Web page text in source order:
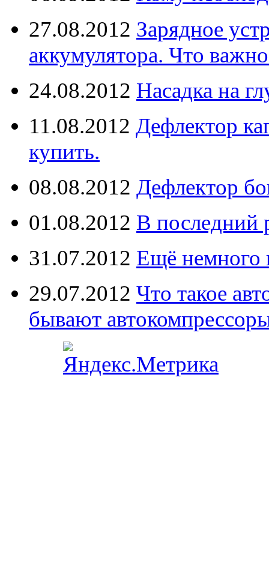
27.08.2012 Зарядное
аккумулятора. Что
24.08.2012 Насадка на
11.08.2012 Дефлектор
купить.
08.08.2012 Дефлектор
01.08.2012 В последний
31.07.2012 Ещё немного
29.07.2012 Что такое
бывают